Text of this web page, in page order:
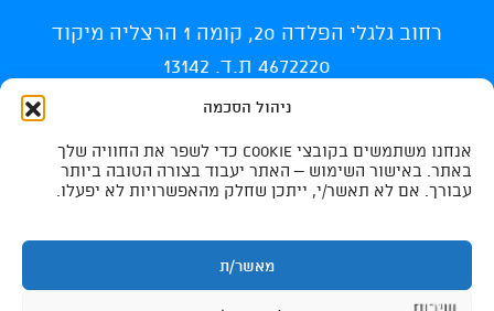
ניהול הסכמה
אנחנו משתמשים בקובצי Cookie כדי לשפר את החוויה שלך
באתר. באישור השימוש – האתר יעבוד בצורה הטובה ביותר
עבורך. אם לא תאשר/י, ייתכן שחלק מהאפשרויות לא יפעלו.
מאשר/ת
רחוב גלגלי הפלדה 20, קומה 1 הרצליה מיקוד
4672220 ת.ד. 13142
info@ti-swim.co.il
035400710
035400732